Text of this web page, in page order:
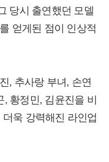
당시 출연했던 모델
얻게된 점이 인상적
, 추사랑 부녀, 손연
황정민, 김윤진을 비
욱 강력해진 라인업